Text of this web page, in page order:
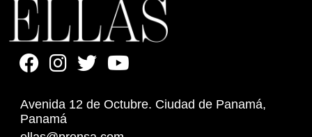
Avenida 12 de Octubre. Ciudad de Panamá,
Panamá